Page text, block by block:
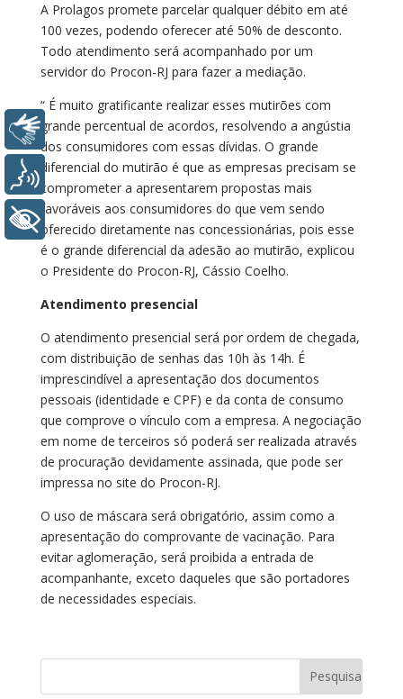
A Prolagos promete parcelar qualquer débito em até
100 vezes, podendo oferecer até 50% de desconto.
Todo atendimento será acompanhado por um
servidor do Procon-RJ para fazer a mediação.
“ É muito gratificante realizar esses mutirões com
grande percentual de acordos, resolvendo a angústia
dos consumidores com essas dívidas. O grande
diferencial do mutirão é que as empresas precisam se
comprometer a apresentarem propostas mais
favoráveis aos consumidores do que vem sendo
oferecido diretamente nas concessionárias, pois esse
é o grande diferencial da adesão ao mutirão, explicou
o Presidente do Procon-RJ, Cássio Coelho.
Atendimento presencial
O atendimento presencial será por ordem de chegada,
com distribuição de senhas das 10h às 14h. É
imprescindível a apresentação dos documentos
pessoais (identidade e CPF) e da conta de consumo
que comprove o vínculo com a empresa. A negociação
em nome de terceiros só poderá ser realizada através
de procuração devidamente assinada, que pode ser
impressa no site do Procon-RJ.
O uso de máscara será obrigatório, assim como a
apresentação do comprovante de vacinação. Para
evitar aglomeração, será proibida a entrada de
acompanhante, exceto daqueles que são portadores
de necessidades especiais.
Libras
Voz
+ Acessibilidade